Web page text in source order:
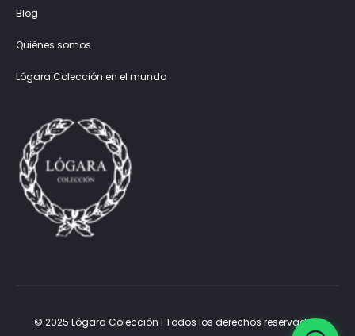
Blog
Quiénes somos
Lógara Colección en el mundo
© 2025 Lógara Colección | Todos los derechos reservados.